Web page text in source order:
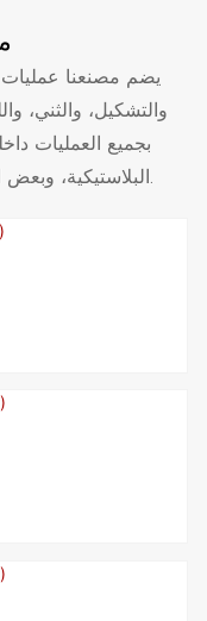
يضم مصنعنا عمليات
والتشكيل، والثني،
بجميع العمليات
البلاستيكية، وبعض الملحقات التي نستوردها من الخارج.